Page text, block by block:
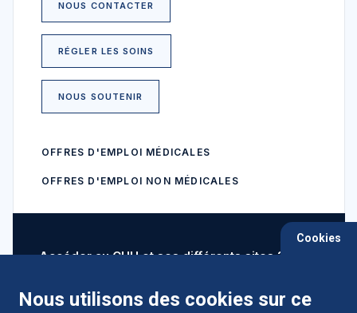
NOUS CONTACTER
RÉGLER LES SOINS
NOUS SOUTENIR
OFFRES D'EMPLOI MÉDICALES
OFFRES D'EMPLOI NON MÉDICALES
Accéder au CHU et ses différents sites ?
Cookies
Nous utilisons des cookies sur ce